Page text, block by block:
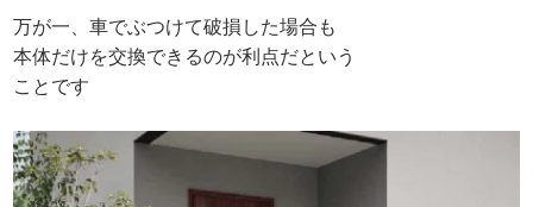
万が一、車でぶつけて破損した場合も
本体だけを交換できるのが利点だという
ことです